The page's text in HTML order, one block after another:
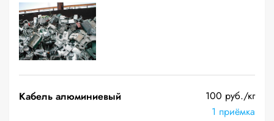
Кабель алюминиевый
100 руб./кг
1 приёмка